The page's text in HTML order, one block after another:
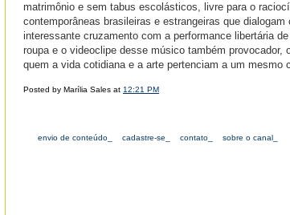
matrimônio e sem tabus escolásticos, livre para o
contemporâneas brasileiras e estrangeiras que
interessante cruzamento com a performance libertária
roupa e o videoclipe desse músico também
quem a vida cotidiana e a arte pertenciam a um mesmo
Posted by Marília Sales at 12:21 PM
envio de conteúdo_ cadastre-se_ contato_ sobre o canal_